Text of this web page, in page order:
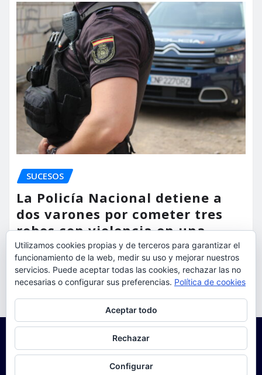
SUCESOS
La Policía Nacional detiene a
dos varones por cometer tres
robos con violencia en una
misma mañana
torrent al dia Ago 7, 2026
Utilizamos cookies propias y de terceros para garantizar el
funcionamiento de la web, medir su uso y mejorar nuestros
servicios. Puede aceptar todas las cookies, rechazar las no
necesarias o configurar sus preferencias. Política de cookies
Aceptar todo
Rechazar
Configurar
Para obtener más información, incluido cómo gestionar las cookies,